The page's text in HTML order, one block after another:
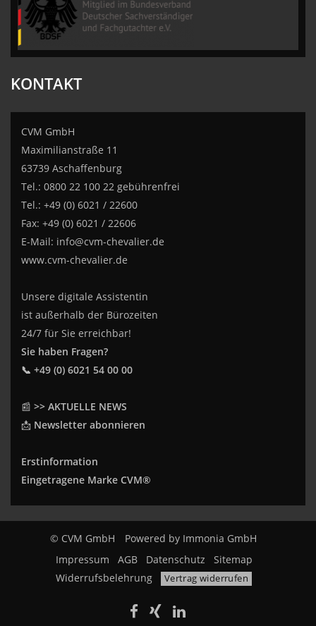
KONTAKT
CVM GmbH
Maximilianstraße 11
63739 Aschaffenburg
Tel.: 0800 22 100 22 gebührenfrei
Tel.: +49 (0) 6021 / 22600
Fax: +49 (0) 6021 / 22606
E-Mail: info@cvm-chevalier.de
www.cvm-chevalier.de
Unsere digitale Assistentin
ist außerhalb der Bürozeiten
24/7 für Sie erreichbar!
Sie haben Fragen?
📞 +49 (0) 6021 54 00 00
📰 >> AKTUELLE NEWS
📩 Newsletter abonnieren
Erstinformation
Eingetragene Marke CVM®
© CVM GmbH Powered by Immonia GmbH
Impressum
AGB Datenschutz
Sitemap
Widerrufsbelehrung
Vertrag widerrufen